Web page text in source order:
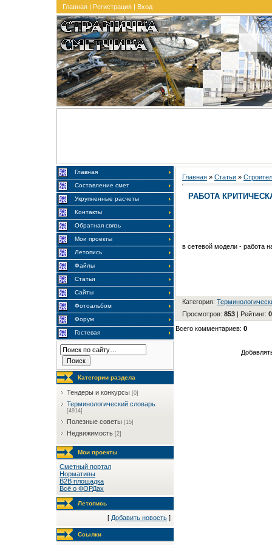
Главная | Регистрация | Вход
Главная
Составление смет
Укрупненные расчеты
Контакты
Обратная связь
Мои проекты
Летопись
Файлы
Статьи
Сайты
Фотоальбом
Форум
Гостевая
Категории раздела
Тендеры и конкурсы [0]
Терминологический словарь
[4914]
Полезные советы [15]
Недвижимость [2]
Мои проекты
Сметный портал
Нормативы
B2B площадка
Всё о ФОРДах
Летопись
[ Добавить новость ]
Ссылки
Главная » Статьи »
РАБОТА
в сетевой модели - работа
Категория:
Просмотров: 853 | Рейтинг:
Всего комментариев: 0